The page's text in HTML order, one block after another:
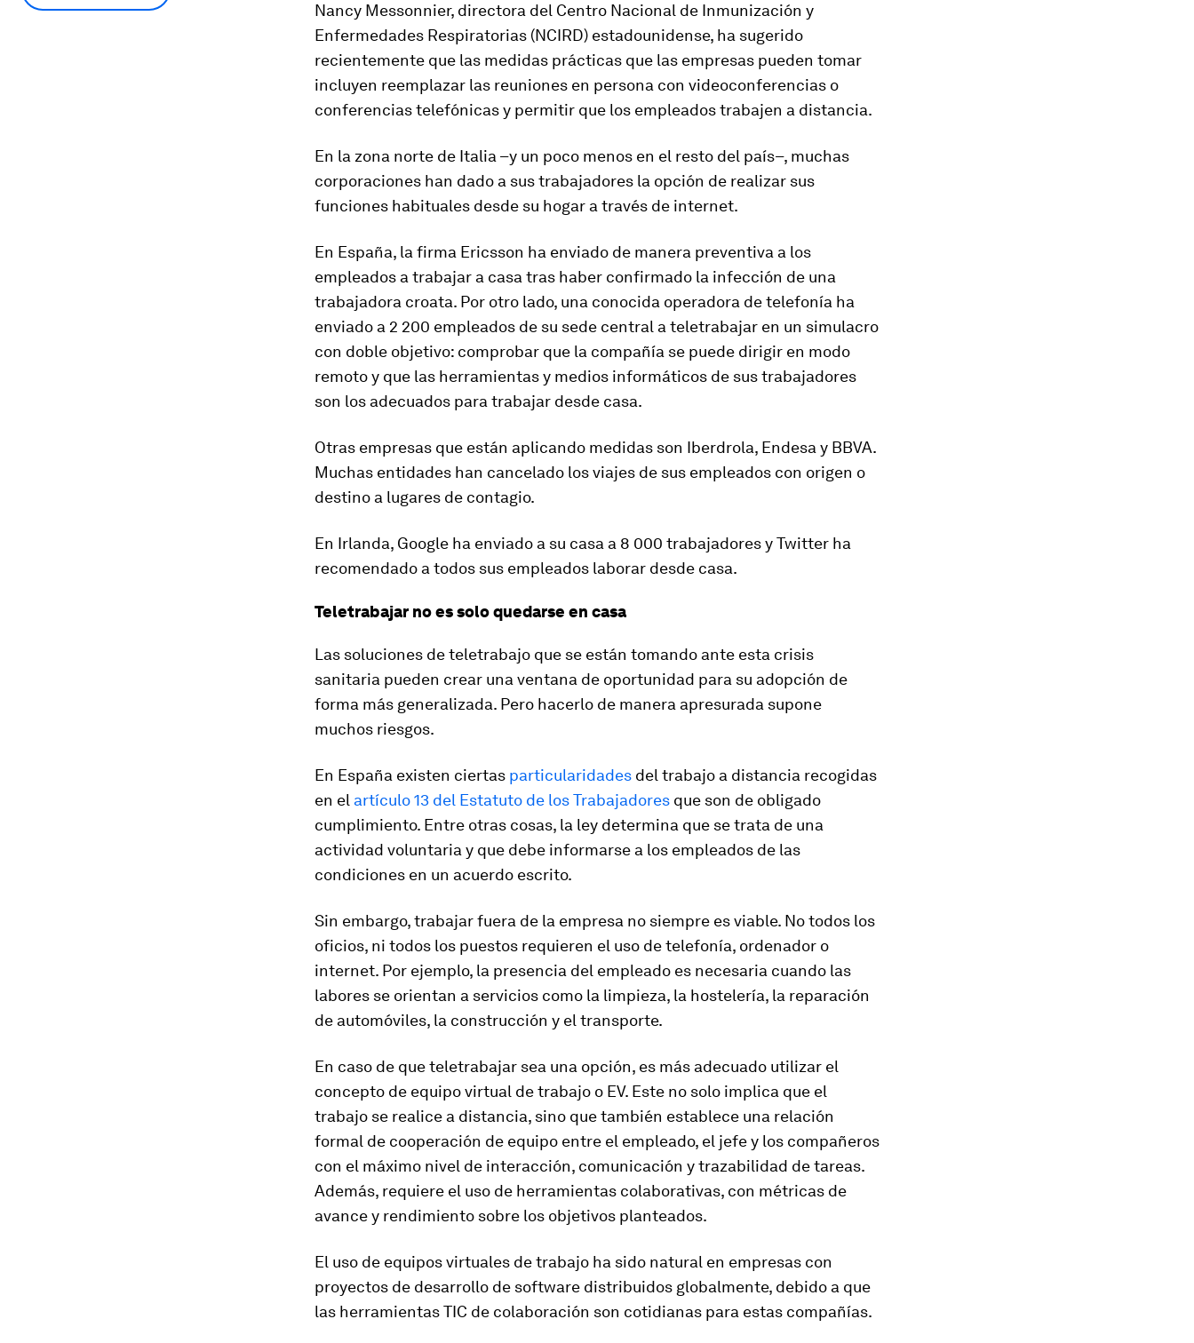
Nancy Messonnier, directora del Centro Nacional de Inmunización y
Enfermedades Respiratorias (NCIRD) estadounidense, ha sugerido
recientemente que las medidas prácticas que las empresas pueden tomar
incluyen reemplazar las reuniones en persona con videoconferencias o
conferencias telefónicas y permitir que los empleados trabajen a distancia.
En la zona norte de Italia –y un poco menos en el resto del país–, muchas
corporaciones han dado a sus trabajadores la opción de realizar sus
funciones habituales desde su hogar a través de internet.
En España, la firma Ericsson ha enviado de manera preventiva a los
empleados a trabajar a casa tras haber confirmado la infección de una
trabajadora croata. Por otro lado, una conocida operadora de telefonía ha
enviado a 2 200 empleados de su sede central a teletrabajar en un simulacro
con doble objetivo: comprobar que la compañía se puede dirigir en modo
remoto y que las herramientas y medios informáticos de sus trabajadores
son los adecuados para trabajar desde casa.
Otras empresas que están aplicando medidas son Iberdrola, Endesa y BBVA.
Muchas entidades han cancelado los viajes de sus empleados con origen o
destino a lugares de contagio.
En Irlanda, Google ha enviado a su casa a 8 000 trabajadores y Twitter ha
recomendado a todos sus empleados laborar desde casa.
Teletrabajar no es solo quedarse en casa
Las soluciones de teletrabajo que se están tomando ante esta crisis
sanitaria pueden crear una ventana de oportunidad para su adopción de
forma más generalizada. Pero hacerlo de manera apresurada supone
muchos riesgos.
En España existen ciertas particularidades del trabajo a distancia recogidas
en el artículo 13 del Estatuto de los Trabajadores que son de obligado
cumplimiento. Entre otras cosas, la ley determina que se trata de una
actividad voluntaria y que debe informarse a los empleados de las
condiciones en un acuerdo escrito.
Sin embargo, trabajar fuera de la empresa no siempre es viable. No todos los
oficios, ni todos los puestos requieren el uso de telefonía, ordenador o
internet. Por ejemplo, la presencia del empleado es necesaria cuando las
labores se orientan a servicios como la limpieza, la hostelería, la reparación
de automóviles, la construcción y el transporte.
En caso de que teletrabajar sea una opción, es más adecuado utilizar el
concepto de equipo virtual de trabajo o EV. Este no solo implica que el
trabajo se realice a distancia, sino que también establece una relación
formal de cooperación de equipo entre el empleado, el jefe y los compañeros
con el máximo nivel de interacción, comunicación y trazabilidad de tareas.
Además, requiere el uso de herramientas colaborativas, con métricas de
avance y rendimiento sobre los objetivos planteados.
El uso de equipos virtuales de trabajo ha sido natural en empresas con
proyectos de desarrollo de software distribuidos globalmente, debido a que
las herramientas TIC de colaboración son cotidianas para estas compañías.